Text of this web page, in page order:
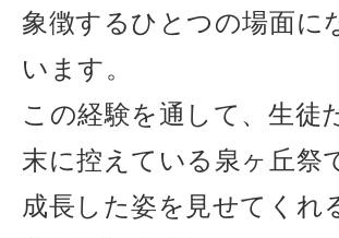
象徴するひとつの場面に
います。
この経験を通して、生徒
末に控えている泉ヶ丘祭
成長した姿を見せてくれ